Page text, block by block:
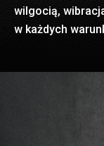
wilgocią,
w każdych